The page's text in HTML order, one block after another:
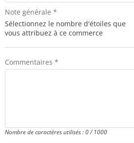
Note générale *
Sélectionnez le nombre d'étoiles que
vous attribuez à ce commerce
Commentaires *
Nombre de caractères utilisés :0/ 1000